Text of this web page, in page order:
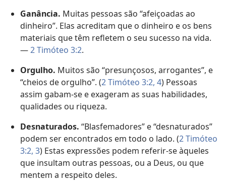
Ganância. Muitas pessoas são “afeiçoadas ao
dinheiro”. Elas acreditam que o dinheiro e os bens
materiais que têm refletem o seu sucesso na vida.
—2 Timóteo 3:2.
Orgulho. Muitos são “presunçosos, arrogantes”, e
“cheios de orgulho”. (2 Timóteo 3:2, 4) Pessoas
assim gabam-se e exageram as suas habilidades,
qualidades ou riqueza.
Desnaturados. “Blasfemadores” e “desnaturados”
podem ser encontrados em todo o lado. (2 Timóteo
3:2, 3) Estas expressões podem referir-se àqueles
que insultam outras pessoas, ou a Deus, ou que
mentem a respeito deles.